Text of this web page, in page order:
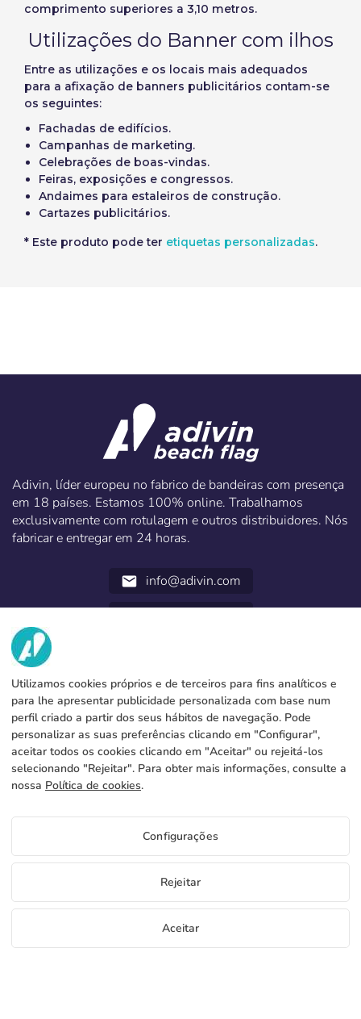
Fábrica info@adivin.com
comprimento superiores a 3,10 metros.
Utilizações do Banner com ilhos
Entre as utilizações e os locais mais adequados
para a afixação de banners publicitários contam-se
os seguintes:
Fachadas de edifícios.
Campanhas de marketing.
Celebrações de boas-vindas.
Feiras, exposições e congressos.
Andaimes para estaleiros de construção.
Cartazes publicitários.
* Este produto pode ter etiquetas personalizadas.
Adivin, líder europeu no fabrico de bandeiras com presença
em 18 países. Estamos 100% online. Trabalhamos
exclusivamente com rotulagem e outros distribuidores. Nós
fabricar e entregar em 24 horas.
email info@adivin.com
NÓS
Fábrica
Contacto
Blog
SERVICIOS
Métodos de pagamento
Produção e expedição
FAQs
INFORMAÇÃO LEGAL
Aviso legal
Termos e condições gerais
Política de cookies
Política de privacidade
PT
C/ Generación 46-48 P.I. La Huertecilla 29196 Málaga Espanha | S.A CIF
A93349777
Utilizamos cookies próprios e de terceiros para fins analíticos e
para lhe apresentar publicidade personalizada com base num
perfil criado a partir dos seus hábitos de navegação. Pode
personalizar as suas preferências clicando em "Configurar",
aceitar todos os cookies clicando em "Aceitar" ou rejeitá-los
selecionando "Rejeitar". Para obter mais informações, consulte a
nossa Política de cookies.
Configurações
Rejeitar
Aceitar